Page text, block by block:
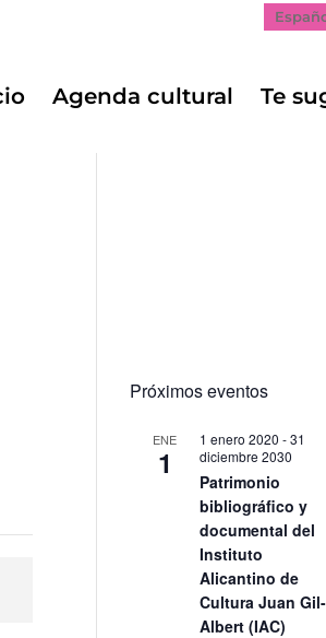
Agenda cultural Te
Próximos eventos
ENE
1
1 enero 2020 -31
diciembre 2030
Patrimonio
bibliográfico y
documental del
Instituto
Alicantino de
Cultura Juan Gil-
Albert (IAC)